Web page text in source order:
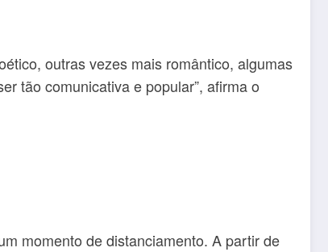
outras vezes mais romântico, algumas
tão comunicativa e popular”, afirma o
momento de distanciamento. A partir de